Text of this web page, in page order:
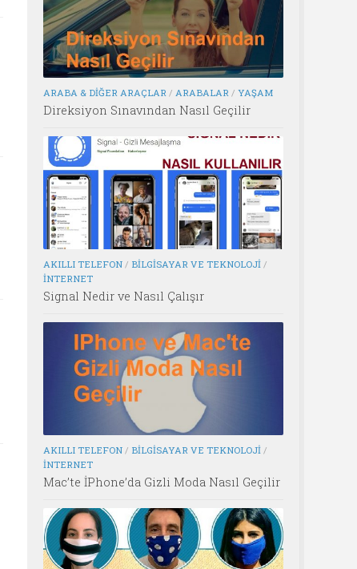
ARABA & DIĞER ARAÇLAR / ARABALAR / YAŞAM
Direksiyon Sınavından Nasıl Geçilir
AKILLI TELEFON / BILGISAYAR VE TEKNOLOJI /
İNTERNET
Signal Nedir ve Nasıl Çalışır
AKILLI TELEFON / BILGISAYAR VE TEKNOLOJI /
İNTERNET
Mac’te İPhone’da Gizli Moda Nasıl Geçilir